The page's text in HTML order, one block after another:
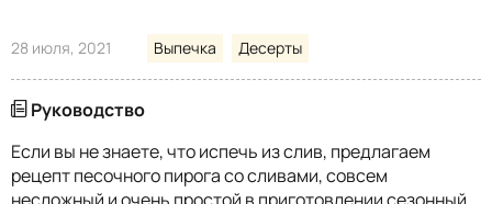
28 июля, 2021 Выпечка Десерты
Руководство
Если вы не знаете, что испечь из слив, предлагаем
рецепт песочного пирога со сливами, совсем